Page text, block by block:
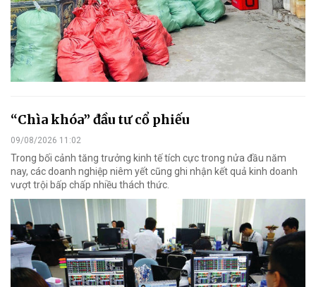
“Chìa khóa” đầu tư cổ phiếu
09/08/2026 11:02
Trong bối cảnh tăng trưởng kinh tế tích cực trong nửa đầu năm
nay, các doanh nghiệp niêm yết cũng ghi nhận kết quả kinh doanh
vượt trội bấp chấp nhiều thách thức.